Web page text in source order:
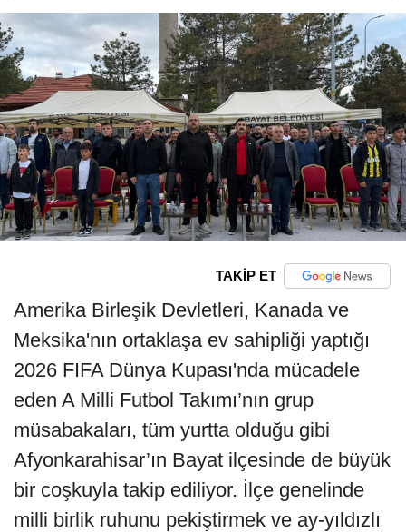
TAKİP ET
Amerika Birleşik Devletleri, Kanada ve
Meksika'nın ortaklaşa ev sahipliği yaptığı
2026 FIFA Dünya Kupası'nda mücadele
eden A Milli Futbol Takımı’nın grup
müsabakaları, tüm yurtta olduğu gibi
Afyonkarahisar’ın Bayat ilçesinde de büyük
bir coşkuyla takip ediliyor. İlçe genelinde
milli birlik ruhunu pekiştirmek ve ay-yıldızlı